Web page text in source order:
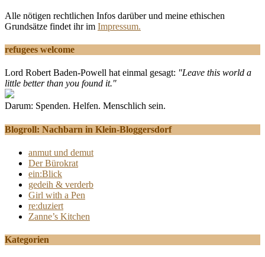
Alle nötigen rechtlichen Infos darüber und meine ethischen
Grundsätze findet ihr im Impressum.
refugees welcome
Lord Robert Baden-Powell hat einmal gesagt: "Leave this world a
little better than you found it."
Darum: Spenden. Helfen. Menschlich sein.
Blogroll: Nachbarn in Klein-Bloggersdorf
anmut und demut
Der Bürokrat
ein:Blick
gedeih & verderb
Girl with a Pen
re:duziert
Zanne’s Kitchen
Kategorien